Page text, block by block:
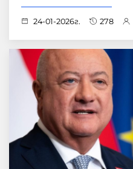
24-01-2026г. 278